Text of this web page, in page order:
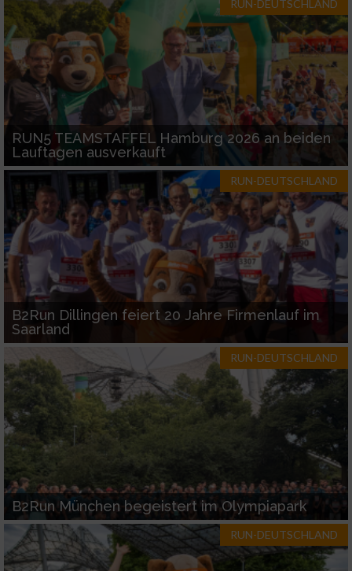
RUN-DEUTSCHLAND
RUN5 TEAMSTAFFEL Hamburg 2026 an beiden
Lauftagen ausverkauft
RUN-DEUTSCHLAND
B2Run Dillingen feiert 20 Jahre Firmenlauf im
Saarland
RUN-DEUTSCHLAND
B2Run München begeistert im Olympiapark
RUN-DEUTSCHLAND
Verwendung genauer Standortdaten
Geräte anhand von aktiv angeforderten
Informationen identifizieren
Nicht-IAB-Verarbeitungszwecke:
Notwendig
Performance
Funktional
Werbung